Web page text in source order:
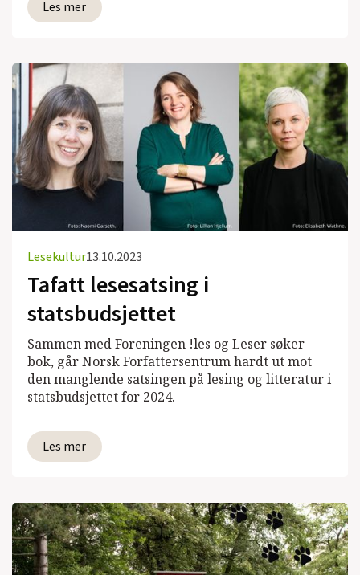
Les mer
Lesekultur13.10.2023
Tafatt lesesatsing i
statsbudsjettet
Sammen med Foreningen !les og Leser søker
bok, går Norsk Forfattersentrum hardt ut mot
den manglende satsingen på lesing og litteratur i
statsbudsjettet for 2024.
Les mer